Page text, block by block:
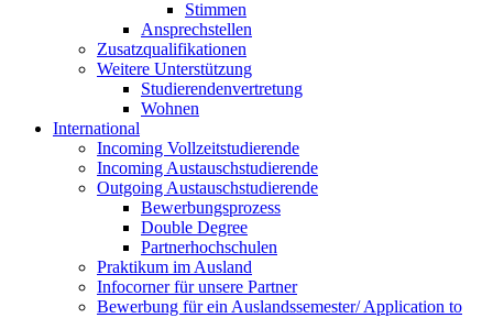
Stimmen
Ansprechstellen
Zusatzqualifikationen
Weitere Unterstützung
Studierendenvertretung
Wohnen
International
Incoming Vollzeitstudierende
Incoming Austauschstudierende
Outgoing Austauschstudierende
Bewerbungsprozess
Double Degree
Partnerhochschulen
Praktikum im Ausland
Infocorner für unsere Partner
Bewerbung für ein Auslandssemester/ Application to